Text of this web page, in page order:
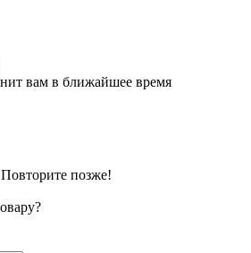
вам в ближайшее время
позже!